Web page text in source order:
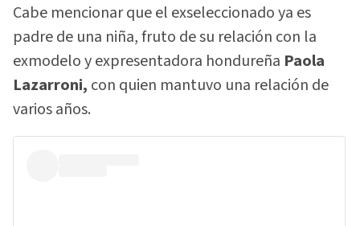
Cabe mencionar que el exseleccionado ya es
padre de una niña, fruto de su relación con la
exmodelo y expresentadora hondureña Paola
Lazarroni, con quien mantuvo una relación de
varios años.